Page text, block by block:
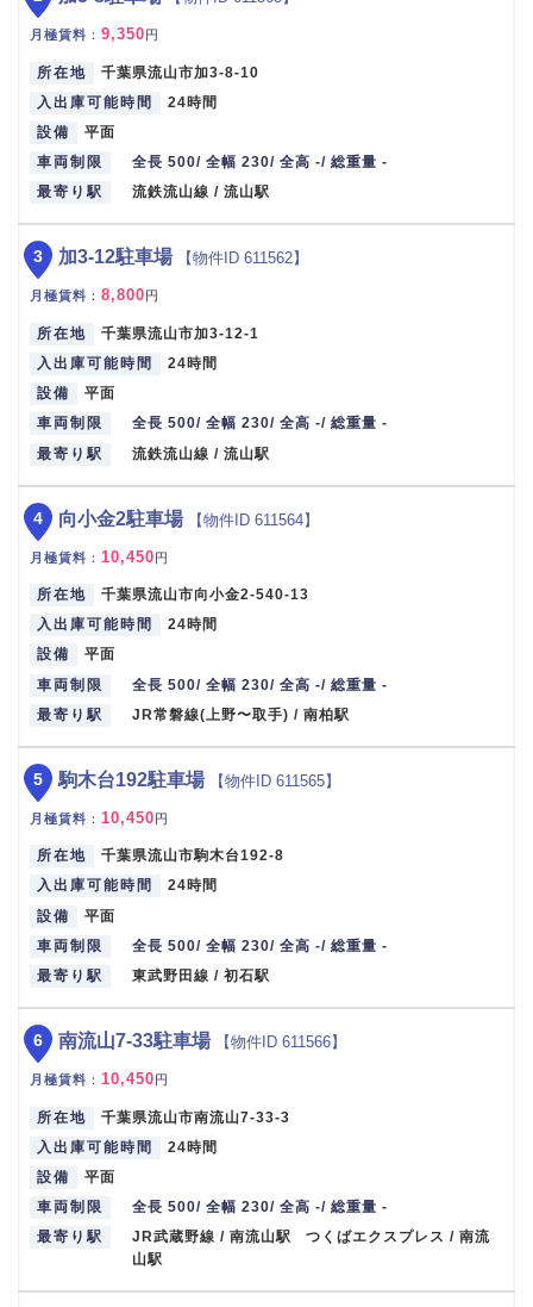
月極賃料 ： 9,350 円
所在地
千葉県流山市加3-8-10
入出庫可能時間
24時間
設備
平面
車両制限
全長 500/ 全幅 230/ 全高 -/ 総重量 -
最寄り駅
流鉄流山線 / 流山駅
加3-12駐車場 【物件ID 611562】
月極賃料 ： 8,800 円
所在地
千葉県流山市加3-12-1
入出庫可能時間
24時間
設備
平面
車両制限
全長 500/ 全幅 230/ 全高 -/ 総重量 -
最寄り駅
流鉄流山線 / 流山駅
3
向小金2駐車場 【物件ID 611564】
月極賃料 ： 10,450円
所在地
千葉県流山市向小金2-540-13
入出庫可能時間
24時間
設備
平面
車両制限
全長 500/ 全幅 230/ 全高 -/ 総重量 -
最寄り駅
JR常磐線(上野〜取手) / 南柏駅
4
駒木台192駐車場 【物件ID 611565】
月極賃料 ： 10,450円
所在地
千葉県流山市駒木台192-8
入出庫可能時間
24時間
設備
平面
車両制限
全長 500/ 全幅 230/ 全高 -/ 総重量 -
最寄り駅
東武野田線 / 初石駅
5
南流山7-33駐車場 【物件ID 611566】
月極賃料 ： 10,450円
所在地
千葉県流山市南流山7-33-3
入出庫可能時間
24時間
設備
平面
車両制限
全長 500/ 全幅 230/ 全高 -/ 総重量 -
最寄り駅
JR武蔵野線 / 南流山駅 つくばエクスプレス / 南流
山駅
6